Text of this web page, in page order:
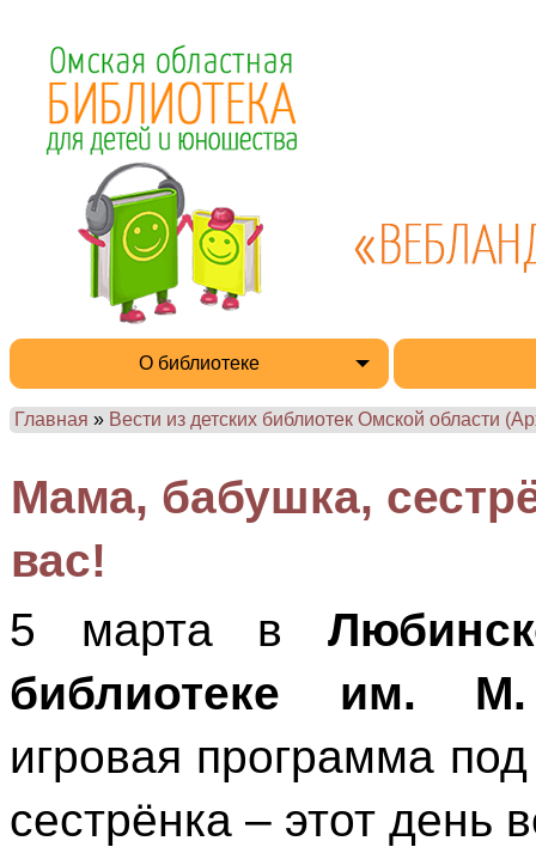
О библиотеке
Главная » Вести из детских библиотек Омской области
Мама, бабушка,
вас!
5 марта в
библиотеке им. М.
игровая программа
сестрёнка – этот день